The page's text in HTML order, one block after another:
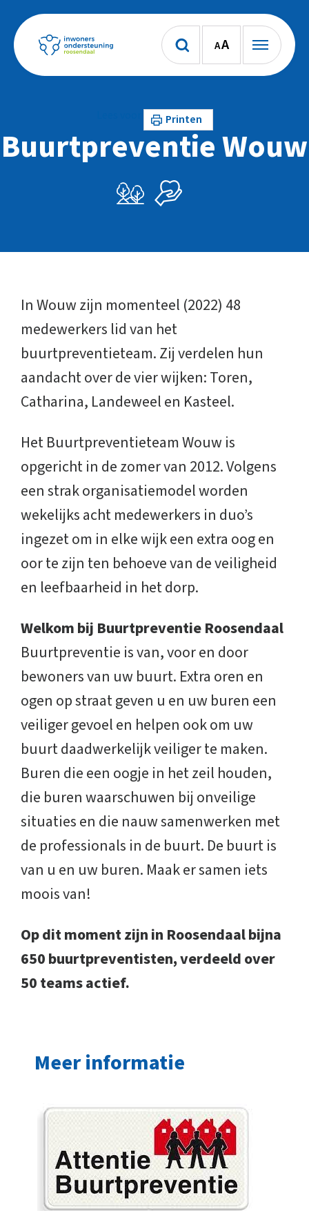
AA
Printen
Buurtpreventie Wouw
In Wouw zijn momenteel (2022) 48
medewerkers lid van het
buurtpreventieteam. Zij verdelen hun
aandacht over de vier wijken: Toren,
Catharina, Landeweel en Kasteel.
Het Buurtpreventieteam Wouw is
opgericht in de zomer van 2012. Volgens
een strak organisatiemodel worden
wekelijks acht medewerkers in duo’s
ingezet om in elke wijk een extra oog en
oor te zijn ten behoeve van de veiligheid
en leefbaarheid in het dorp.
Welkom bij Buurtpreventie Roosendaal
Buurtpreventie is van, voor en door
bewoners van uw buurt. Extra oren en
ogen op straat geven u en uw buren een
veiliger gevoel en helpen ook om uw
buurt daadwerkelijk veiliger te maken.
Buren die een oogje in het zeil houden,
die buren waarschuwen bij onveilige
situaties en die nauw samenwerken met
de professionals in de buurt. De buurt is
van u en uw buren. Maak er samen iets
moois van!
Op dit moment zijn in Roosendaal bijna
650 buurtpreventisten, verdeeld over
50 teams actief.
Meer informatie